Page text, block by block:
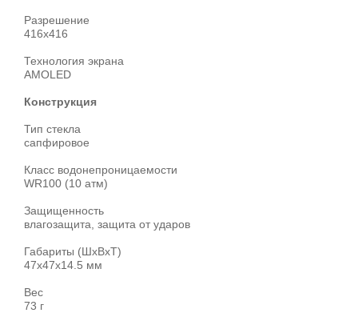
Разрешение
416x416
Технология экрана
AMOLED
Конструкция
Тип стекла
сапфировое
Класс водонепроницаемости
WR100 (10 атм)
Защищенность
влагозащита, защита от ударов
Габариты (ШхВхТ)
47x47x14.5 мм
Вес
73 г